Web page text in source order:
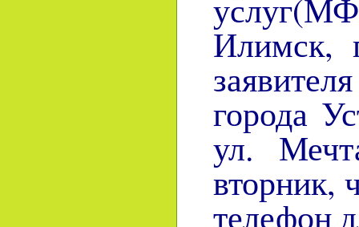
Илимск,
города
ул.
вторник,
телефон